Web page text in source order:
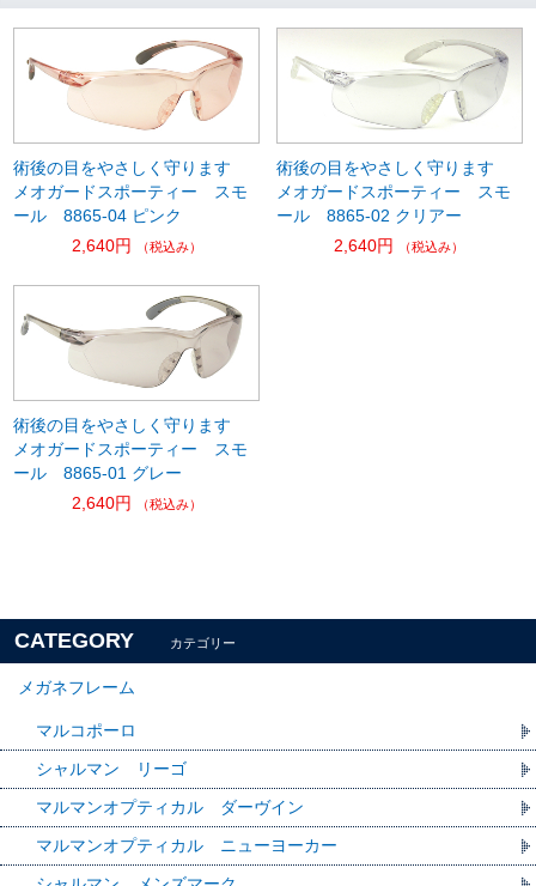
術後の目をやさしく守ります
メオガードスポーティー スモ
ール 8865-04 ピンク
2,640円
（税込み）
術後の目をやさしく守ります
メオガードスポーティー スモ
ール 8865-02 クリアー
2,640円
（税込み）
術後の目をやさしく守ります
メオガードスポーティー スモ
ール 8865-01 グレー
2,640円
（税込み）
CATEGORY カテゴリー
メガネフレーム
マルコポーロ
シャルマン リーゴ
マルマンオプティカル ダーヴイン
マルマンオプティカル ニューヨーカー